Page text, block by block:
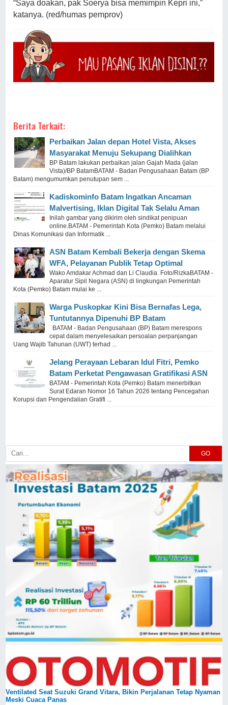
“Saya doakan, pak Soerya bisa memimpin Kepri ini,”
katanya. (red/humas pemprov)
Berita Terkait:
Perbaikan Jalan depan Hotel Vista, Akses
Masyarakat Menuju Sekupang Dialihkan
BP Batam lakukan perbaikan jalan Gajah Mada (jalan
Vista)/BP BatamBATAM - Badan Pengusahaan Batam (BP
Batam) mengumumkan penutupan sem ...
Kadiskominfo Batam Ingatkan Ancaman
Malvertising, Iklan Digital Tak Selalu Aman
Inilah gambar yang dikirim oleh sindikat penipuan
online.BATAM - Pemerintah Kota (Pemko) Batam melalui
Dinas Komunikasi dan Informatik ...
ASN Batam Kembali Bekerja dengan Skema
WFA, Pelayanan Publik Tetap Optimal
Wako Amdakar Achmad dan Li Claudia. Foto/RizkaBATAM -
Aparatur Sipil Negara (ASN) di lingkungan Pemerintah
Kota (Pemko) Batam mulai ke ...
Warga Puskopkar Kini Bisa Bernafas Lega,
Tuntutannya Dipenuhi BP Batam
BATAM - Badan Pengusahaan (BP) Batam merespons
cepat dalam menyelesaikan persoalan perpanjangan
Uang Wajib Tahunan (UWT) terhad ...
Jelang Perayaan Lebaran Idul Fitri, Pemko
Batam Perketat Pengawasan Gratifikasi ASN
BATAM - Pemerintah Kota (Pemko) Batam menerbitkan
Surat Edaran Nomor 16 Tahun 2026 tentang Pencegahan
Korupsi dan Pengendalian Gratifi ...
GO
Ventilated Seat Suzuki Grand Vitara, Bikin Perjalanan Tetap Nyaman
Meski Cuaca Panas